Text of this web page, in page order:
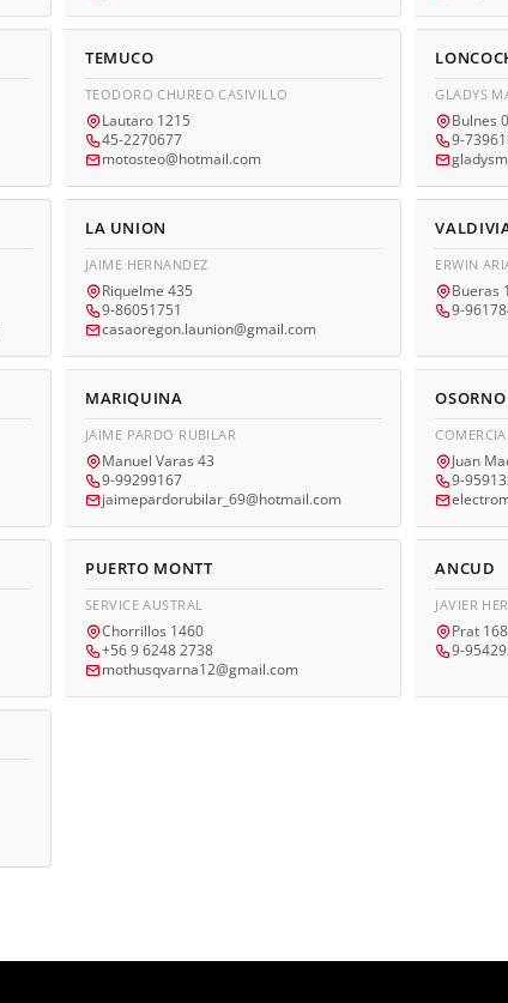
TEMUCO
TEODORO CHUREO CASIVILLO
Lautaro 1215
45-2270677
motosteo@hotmail.com
GLADYS
Bulnes
9-
LA UNION
JAIME HERNANDEZ
Riquelme 435
9-86051751
casaoregon.launion@gmail.com
ERWIN
Bueras
9-
MARIQUINA
JAIME PARDO RUBILAR
Manuel Varas 43
9-99299167
jaimepardorubilar_69@hotmail.com
OSORNO
Juan
9-
PUERTO MONTT
SERVICE AUSTRAL
Chorrillos 1460
+56 9 6248 2738
mothusqvarna12@gmail.com
ANCUD
JAVIER
Prat 168
9-